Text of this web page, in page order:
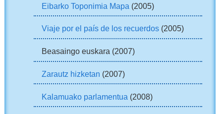
Eibarko Toponimia Mapa (2005)
Viaje por el país de los recuerdos(2005)
Beasaingo euskara (2007)
Zarautz hizketan (2007)
Kalamuako parlamentua (2008)